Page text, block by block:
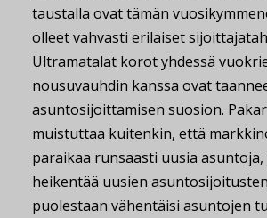
taustalla ovat tämän
olleet vahvasti erilaiset
Ultramatalat korot yhdessä
nousuvauhdin kanssa ovat
asuntosijoittamisen suosion.
muistuttaa kuitenkin, että
paraikaa runsaasti uusia asuntoja,
heikentää uusien
puolestaan vähentäisi asuntojen